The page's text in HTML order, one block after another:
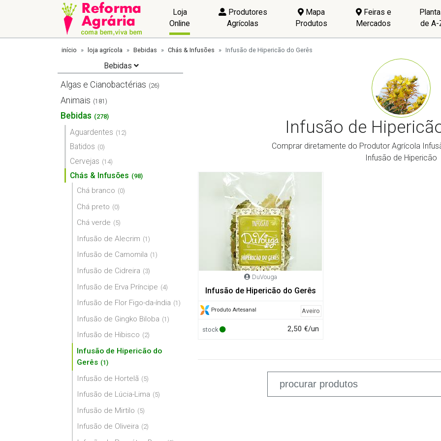
Loja
Online
Produtores
Agrícolas
Mapa
Produtos
Feiras e
Mercados
de A-
início loja agrícola Bebidas Chás & Infusões Infusão de Hipericão do Gerês
Bebidas
Algas e Cianobactérias (26)
Animais (181)
Bebidas (278)
Aguardentes (12)
Batidos (0)
Cervejas (14)
Chás & Infusões (98)
Chá branco (0)
Chá preto (0)
Chá verde (5)
Infusão de Alecrim (1)
Infusão de Camomila (1)
Infusão de Cidreira (3)
Infusão de Erva Príncipe (4)
Infusão de Flor Figo-da-índia (1)
Infusão de Gingko Biloba (1)
Infusão de Hibisco (2)
Infusão de Hipericão do
Gerês (1)
Infusão de Hortelã (5)
Infusão de Lúcia-Lima (5)
Infusão de Mirtilo (5)
Infusão de Oliveira (2)
Infusão de
Comprar diretamente do Produtor Agrícola
Infusão de Hipericão
DuVouga
Infusão de Hipericão do Gerês
Produto Artesanal Aveiro
stock 2,50 €/un